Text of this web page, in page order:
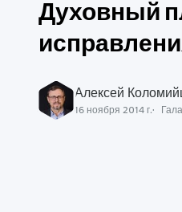
Духовный
Алексей
16 ноября 2014 г.